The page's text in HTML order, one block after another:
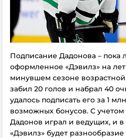
Подписание Дадонова – пока
оформленное «Дэвилз» на
минувшем сезоне
забил 20 голов и набрал 40
удалось подписать его за 1
возможных бонусов. С учетом
Дадонов играл и ведущих, и
«Дэвилз» будет